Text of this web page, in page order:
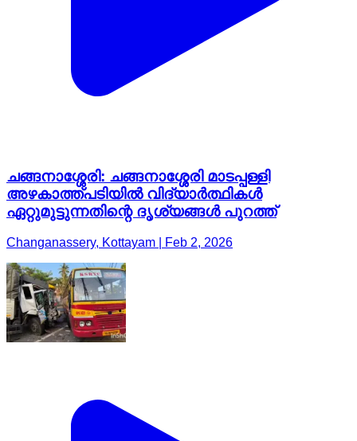
ചങ്ങനാശ്ശേരി: ചങ്ങനാശ്ശേരി മാടപ്പള്ളി
അഴകാത്ത്പടിയിൽ വിദ്യാർത്ഥികൾ
ഏറ്റുമുട്ടുന്നതിന്റെ ദൃശ്യങ്ങൾ പുറത്ത്
Changanassery, Kottayam | Feb 2, 2026